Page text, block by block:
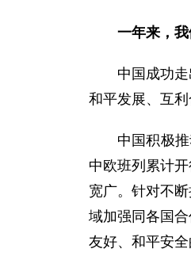
一年来，
中国成功
和平发展、互
中国积极
中欧班列累计
宽广。针对不
域加强同各国
友好、和平安